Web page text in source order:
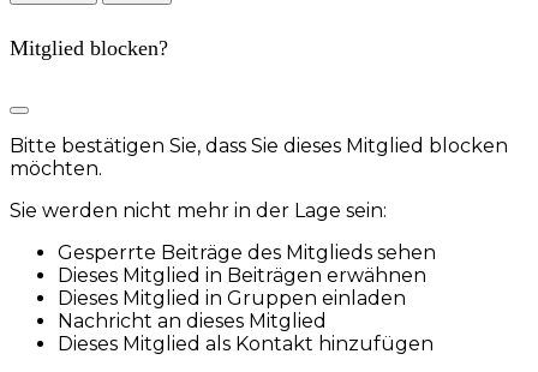
Mitglied blocken?
Bitte bestätigen Sie, dass Sie dieses Mitglied blocken
möchten.
Sie werden nicht mehr in der Lage sein:
Gesperrte Beiträge des Mitglieds sehen
Dieses Mitglied in Beiträgen erwähnen
Dieses Mitglied in Gruppen einladen
Nachricht an dieses Mitglied
Dieses Mitglied als Kontakt hinzufügen